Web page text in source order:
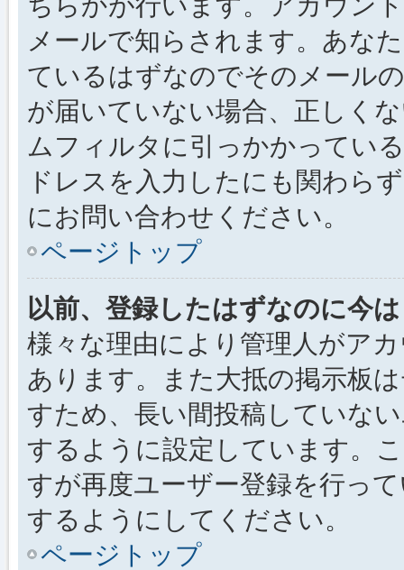
メールで知らされます。あな
ているはずなのでそのメール
が届いていない場合、正しく
ムフィルタに引っかかってい
ドレスを入力したにも関わら
にお問い合わせください。
ページトップ
以前、登録したはずなのに今
様々な理由により管理人がア
あります。また大抵の掲示板
すため、長い間投稿していな
するように設定しています。
すが再度ユーザー登録を行っ
するようにしてください。
ページトップ